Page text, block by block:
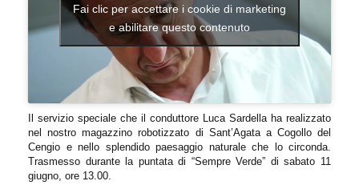
Fai clic per accettare i cookie di marketing
e abilitare questo contenuto
Il servizio speciale che il conduttore Luca Sardella ha realizzato
nel nostro magazzino robotizzato di Sant’Agata a Cogollo del
Cengio e nello splendido paesaggio naturale che lo circonda.
Trasmesso durante la puntata di “Sempre Verde” di sabato 11
giugno, ore 13.00.